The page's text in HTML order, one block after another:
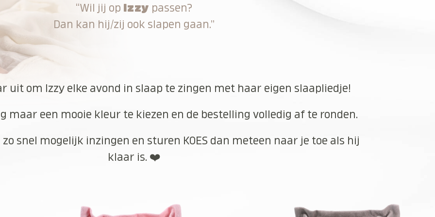
“Wil jij op Izzy passen?
Dan kan hij/zij ook slapen gaan.”
uit om Izzy elke avond in slaap te zingen met haar eigen slaapliedje!
maar een mooie kleur te kiezen en de bestelling volledig af te ronden.
snel mogelijk inzingen en sturen KOES dan meteen naar je toe als hij
klaar is. ❤️